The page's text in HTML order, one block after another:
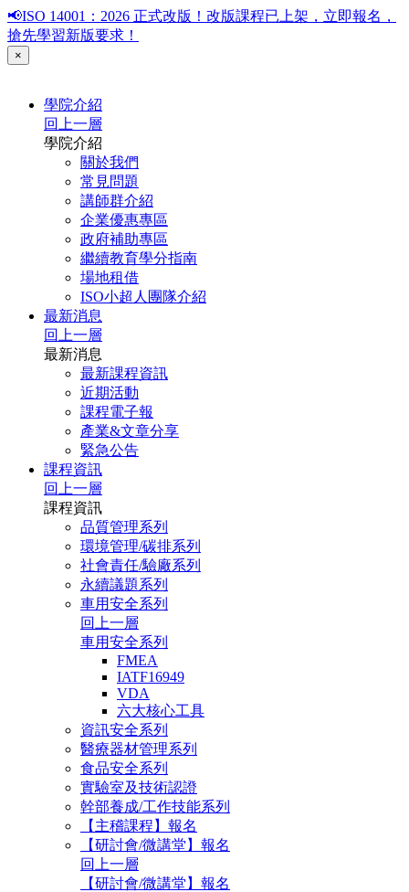
📢ISO 14001：2026 正式改版！改版課程已上架，立即報名，
搶先學習新版要求！
×
學院介紹
回上一層
學院介紹
關於我們
常見問題
講師群介紹
企業優惠專區
政府補助專區
繼續教育學分指南
場地租借
ISO小超人團隊介紹
最新消息
回上一層
最新消息
最新課程資訊
近期活動
課程電子報
產業&文章分享
緊急公告
課程資訊
回上一層
課程資訊
品質管理系列
環境管理/碳排系列
社會責任/驗廠系列
永續議題系列
車用安全系列
回上一層
車用安全系列
FMEA
IATF16949
VDA
六大核心工具
資訊安全系列
醫療器材管理系列
食品安全系列
實驗室及技術認證
幹部養成/工作技能系列
【主稽課程】報名
【研討會/微講堂】報名
回上一層
【研討會/微講堂】報名